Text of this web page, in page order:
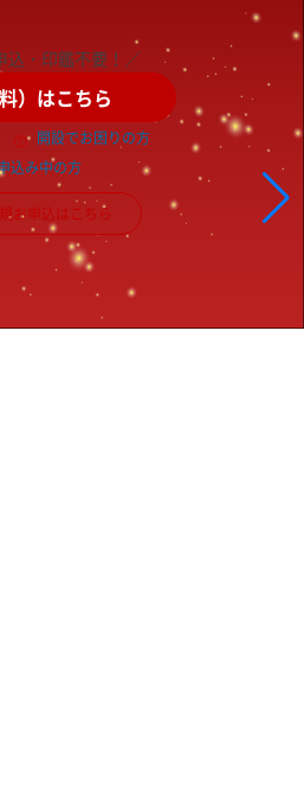
込・印鑑不要！／
）はこちら
開設でお困りの方
込み中の方
お申込はこちら